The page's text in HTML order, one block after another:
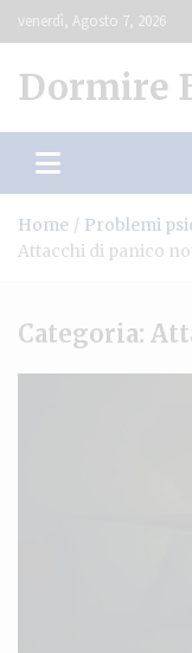
to
venerdì, Agosto 7, 2026
Dormire
Home
Problemi
Attacchi di panico
Categoria: